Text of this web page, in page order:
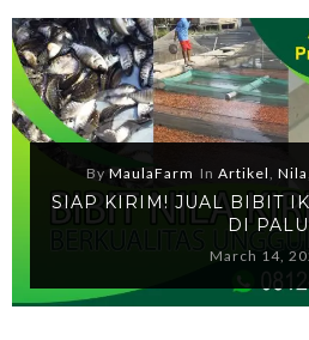
By MaulaFarm In Artikel, Nila,
SIAP KIRIM! JUAL BIBIT
DI PALU
March 14,